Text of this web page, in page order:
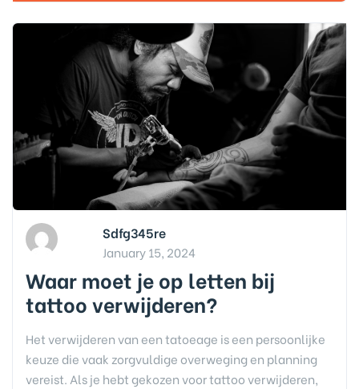
Sdfg345re
January 15, 2024
Waar moet je op letten bij
tattoo verwijderen?
Het verwijderen van een tatoeage is een persoonlijke
keuze die vaak zorgvuldige overweging en planning
vereist. Als je hebt gekozen voor tattoo verwijderen,